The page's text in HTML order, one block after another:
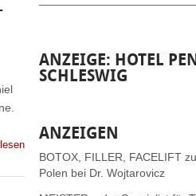
ANZEIGE: HOTEL
SCHLESWIG
ANZEIGEN
BOTOX, FILLER, FACELIFT
Polen bei Dr. Wojtarovicz